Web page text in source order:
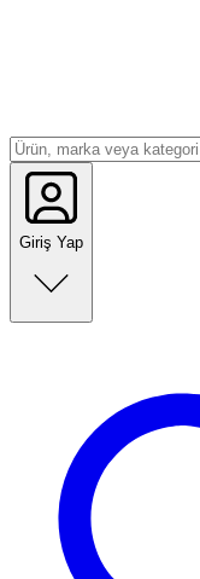
Giriş Yap